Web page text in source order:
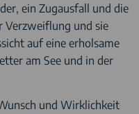
ein Zugausfall und die
Verzweiflung und sie
auf eine erholsame
am See und in der
und Wirklichkeit